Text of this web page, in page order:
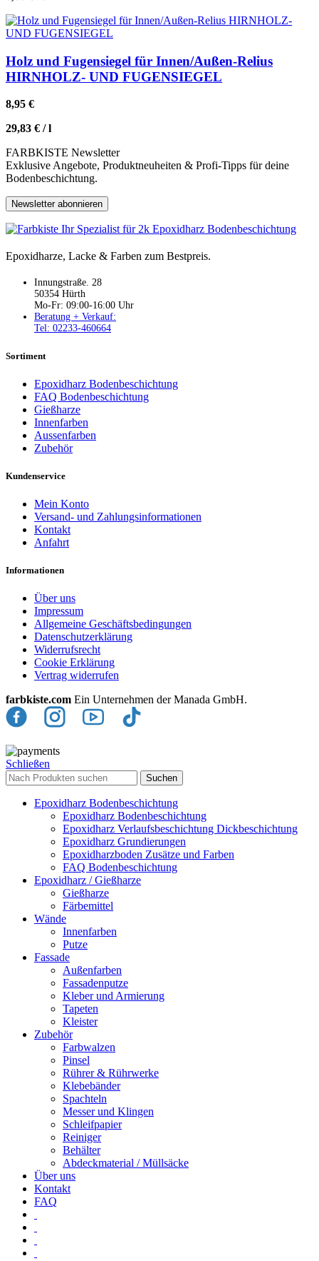
Holz und Fugensiegel für Innen/Außen-Relius
HIRNHOLZ- UND FUGENSIEGEL
8,95 €
29,83 € /l
FARBKISTE Newsletter
Exklusive Angebote, Produktneuheiten & Profi-Tipps für deine
Bodenbeschichtung.
Newsletter abonnieren
Epoxidharze, Lacke & Farben zum Bestpreis.
Innungstraße. 28
50354 Hürth
Mo-Fr: 09:00-16:00 Uhr
Beratung + Verkauf:
Tel: 02233-460664
Sortiment
Epoxidharz Bodenbeschichtung
FAQ Bodenbeschichtung
Gießharze
Innenfarben
Aussenfarben
Zubehör
Kundenservice
Mein Konto
Versand- und Zahlungsinformationen
Kontakt
Anfahrt
Informationen
Über uns
Impressum
Allgemeine Geschäftsbedingungen
Datenschutzerklärung
Widerrufsrecht
Cookie Erklärung
Vertrag widerrufen
farbkiste.com Ein Unternehmen der Manada GmbH.
Schließen
Suchen
Epoxidharz Bodenbeschichtung
Epoxidharz Bodenbeschichtung
Epoxidharz Verlaufsbeschichtung Dickbeschichtung
Epoxidharz Grundierungen
Epoxidharzboden Zusätze und Farben
FAQ Bodenbeschichtung
Epoxidharz / Gießharze
Gießharze
Färbemittel
Wände
Innenfarben
Putze
Fassade
Außenfarben
Fassadenputze
Kleber und Armierung
Tapeten
Kleister
Zubehör
Farbwalzen
Pinsel
Rührer & Rührwerke
Klebebänder
Spachteln
Messer und Klingen
Schleifpapier
Reiniger
Behälter
Abdeckmaterial / Müllsäcke
Über uns
Kontakt
FAQ